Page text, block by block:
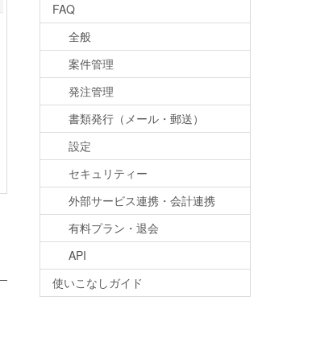
FAQ
全般
案件管理
発注管理
書類発行（メール・郵送）
設定
セキュリティー
外部サービス連携・会計連携
有料プラン・退会
API
使いこなしガイド